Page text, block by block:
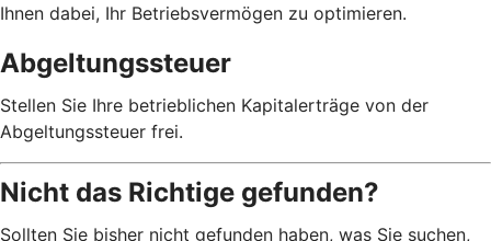
Ihnen dabei, Ihr Betriebsvermögen zu optimieren.
Abgeltungssteuer
Stellen Sie Ihre betrieblichen Kapitalerträge von der
Abgeltungssteuer frei.
Nicht das Richtige gefunden?
Sollten Sie bisher nicht gefunden haben, was Sie suchen,